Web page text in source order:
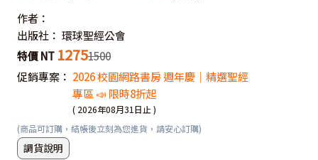
作者：
出版社： 環球聖經公會
特價 NT 12751500
促銷專案： 2026 校園網路書房 週年慶｜精選聖經
專區 📣 限時8折起
( 2026年08月31日止 )
(商品可訂購，結帳後立刻為您進貨，請安心訂購)
調貨說明